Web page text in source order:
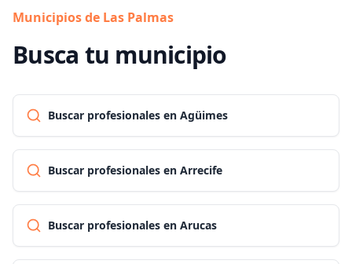
Municipios de Las Palmas
Busca tu municipio
Buscar profesionales en Agüimes
Buscar profesionales en Arrecife
Buscar profesionales en Arucas